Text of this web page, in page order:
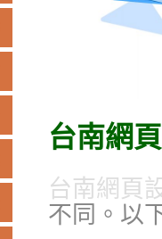
台南網
台南網頁
不同。以